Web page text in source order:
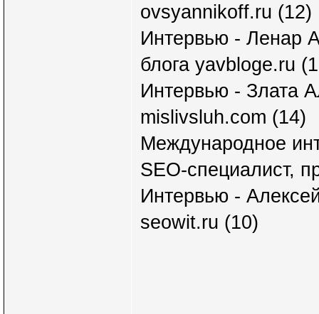
ovsyannikoff.ru (12)
Интервью - Ленар
блога yavbloge.ru
Интервью - Злата
mislivsluh.com (14)
Международное
SEO-специалист,
Интервью -
seowit.ru (10)